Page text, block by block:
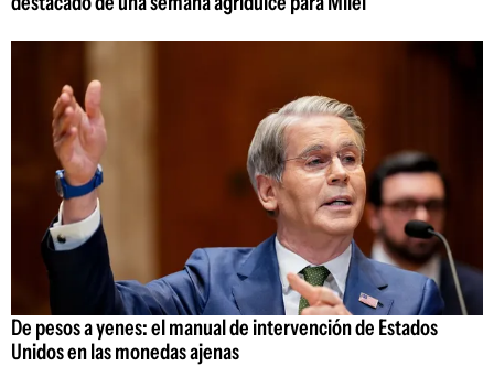
De pesos a yenes: el manual de intervención de Estados
Unidos en las monedas ajenas